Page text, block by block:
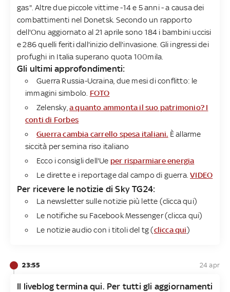
gas". Altre due piccole vittime -14 e 5 anni - a causa dei
combattimenti nel Donetsk. Secondo un rapporto
dell'Onu aggiornato al 21 aprile sono 184 i bambini uccisi
e 286 quelli feriti dall'inizio dell'invasione. Gli ingressi dei
profughi in Italia superano quota 100mila.
Gli ultimi approfondimenti:
Guerra Russia-Ucraina, due mesi di conflitto: le
immagini simbolo. FOTO
Zelensky, a quanto ammonta il suo patrimonio? I
conti di Forbes
Guerra cambia carrello spesa italiani. È allarme
siccità per semina riso italiano
Ecco i consigli dell'Ue per risparmiare energia
Le dirette e i reportage dal campo di guerra.VIDEO
Per ricevere le notizie di Sky TG24​:
La newsletter sulle notizie più lette (clicca qui)
Le notifiche su Facebook Messenger (clicca qui)
Le notizie audio con i titoli del tg (clicca qui)
23:55 24 apr
Il liveblog termina qui. Per tutti gli aggiornamenti